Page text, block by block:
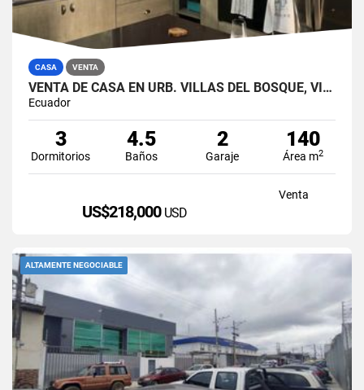
CASA VENTA
VENTA DE CASA EN URB. VILLAS DEL BOSQUE, VÍA A LA COSTA
Ecuador
3
Dormitorios
4.5
Baños
2
Garaje
140
Área m2
Venta
US$218,000 USD
ALTAMENTE NEGOCIABLE